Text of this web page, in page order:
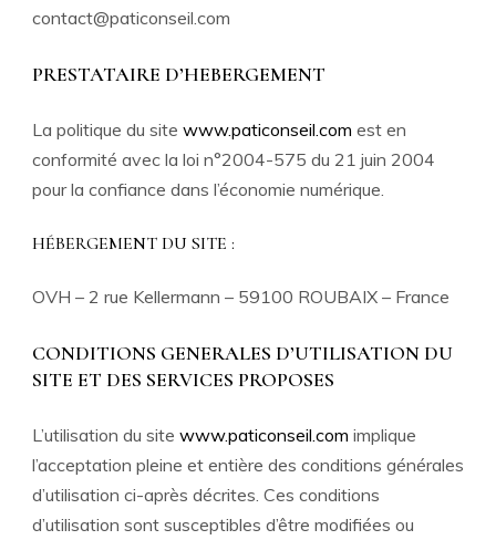
contact@paticonseil.com
PRESTATAIRE D’HEBERGEMENT
La politique du site www.paticonseil.com est en
conformité avec la loi n°2004-575 du 21 juin 2004
pour la confiance dans l’économie numérique.
HÉBERGEMENT DU SITE :
OVH – 2 rue Kellermann – 59100 ROUBAIX – France
CONDITIONS GENERALES D’UTILISATION DU
SITE ET DES SERVICES PROPOSES
L’utilisation du site www.paticonseil.com implique
l’acceptation pleine et entière des conditions générales
d’utilisation ci-après décrites. Ces conditions
d’utilisation sont susceptibles d’être modifiées ou